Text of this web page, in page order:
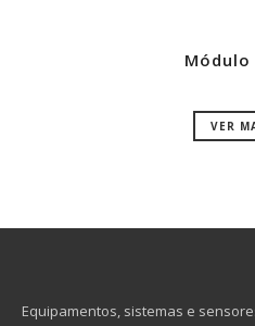
Módulo
VER
Equipamentos, sistemas e